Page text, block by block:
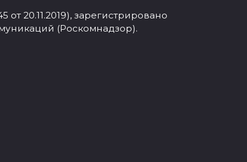
20.11.2019), зарегистрировано
(Роскомнадзор).